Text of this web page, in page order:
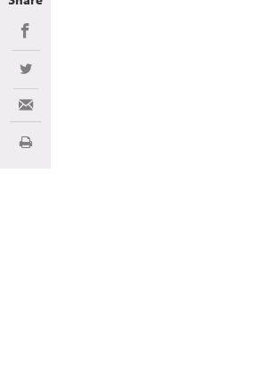
Share on Facebook
Share on Twitter
Share via Email
Imprimir